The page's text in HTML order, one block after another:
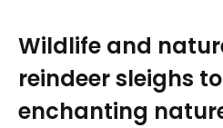
Wildlife and
reindeer sleighs
enchanting